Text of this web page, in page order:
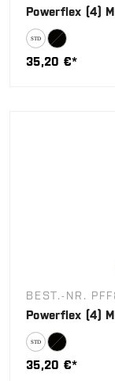
Powerflex (4)
35,20 €*
BEST.-NR.
Powerflex (4)
35,20 €*